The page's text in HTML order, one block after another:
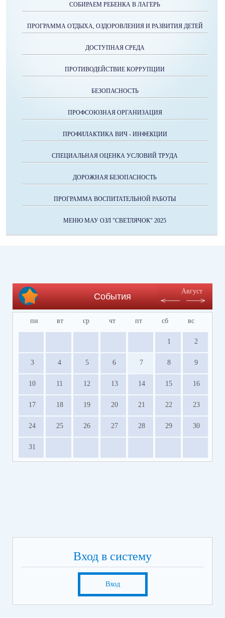
СОБИРАЕМ РЕБЕНКА В ЛАГЕРЬ
ПРОГРАММА ОТДЫХА, ОЗДОРОВЛЕНИЯ И РАЗВИТИЯ ДЕТЕЙ
ДОСТУПНАЯ СРЕДА
ПРОТИВОДЕЙСТВИЕ КОРРУПЦИИ
БЕЗОПАСНОСТЬ
ПРОФСОЮЗНАЯ ОРГАНИЗАЦИЯ
ПРОФИЛАКТИКА ВИЧ - ИНФЕКЦИИ
СПЕЦИАЛЬНАЯ ОЦЕНКА УСЛОВИЙ ТРУДА
ДОРОЖНАЯ БЕЗОПАСНОСТЬ
ПРОГРАММА ВОСПИТАТЕЛЬНОЙ РАБОТЫ
МЕНЮ МАУ ОЗЛ "СВЕТЛЯЧОК" 2025
События
Август
пн вт ср чт пт сб вс
1 2
3 4 5 6 7 8 9
10 11 12 13 14 15 16
17 18 19 20 21 22 23
24 25 26 27 28 29 30
31
Вход в систему
Вход